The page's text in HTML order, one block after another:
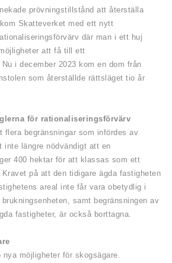
prövningstillstånd att återställa
Skatteverket med ett nytt
där man i ett huj
att få till ett
i december 2023 kom en dom från
som återställde rättsläget tio år
för rationaliseringsförvärv
flera begränsningar som infördes av
inte längre nödvändigt att en
400 hektar för att klassas som ett
på att den tidigare ägda fastigheten
areal inte får vara obetydlig i
samt begränsningen av
fastigheter, är också borttagna.
nya möjligheter för skogsägare.